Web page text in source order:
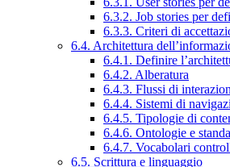
6.3.2. Job stories per
6.3.3. Criteri di
6.4. Architettura
6.4.1. Definire
6.4.2. Alberatura
6.4.3. Flussi di
6.4.4. Sistemi di
6.4.5. Tipologie di
6.4.6. Ontologie e
6.4.7. Vocabolari
6.5. Scrittura e linguaggio